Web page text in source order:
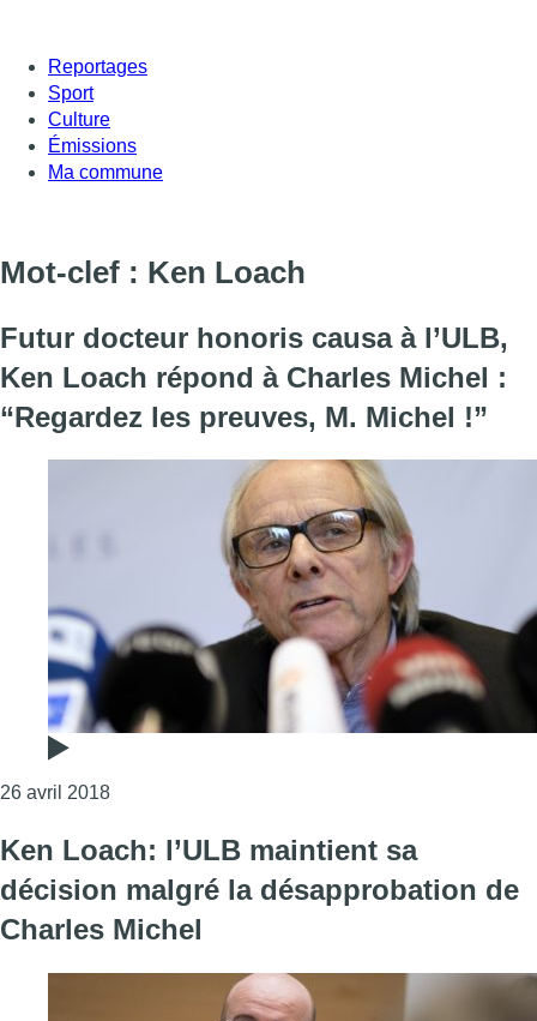
Reportages
Sport
Culture
Émissions
Ma commune
Mot-clef : Ken Loach
Futur docteur honoris causa à l’ULB,
Ken Loach répond à Charles Michel :
“Regardez les preuves, M. Michel !”
26 avril 2018Consulter l'article "Futur docteur honoris causa à
Ken Loach: l’ULB maintient sa
décision malgré la désapprobation de
Charles Michel